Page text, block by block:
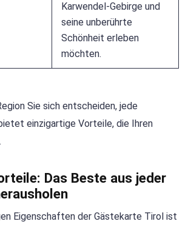
Karwendel-Gebirge und
seine unberührte
Schönheit erleben
möchten.
Sie sich entscheiden, jede
einzigartige Vorteile, die Ihren
Das Beste aus jeder
Eigenschaften der Gästekarte Tirol ist